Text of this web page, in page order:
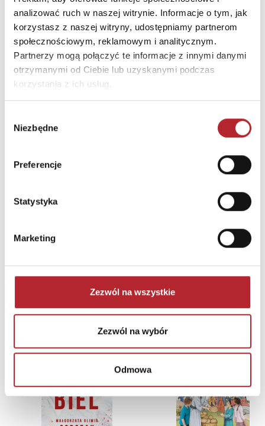
analizować ruch w naszej witrynie. Informacje o tym, jak
korzystasz z naszej witryny, udostępniamy partnerom
społecznościowym, reklamowym i analitycznym.
Partnerzy mogą połączyć te informacje z innymi danymi
otrzymanymi od Ciebie lub uzyskanymi podczas
korzystania z ich usług.
zgody
Niezbędne
Preferencje
Statystyka
Marketing
Zezwól na wszystkie
Zezwól na wybór
Odmowa
INNI KLIENCI KUPOWALI
Gra Mölkky w skrzynce
Zaloguj się, aby kupić
NAJCZĘŚCIEJ KUPOWANE zobacz więcej
TOP 100
TOP 100